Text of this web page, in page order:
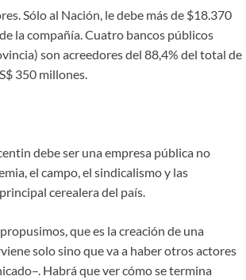
Sólo al Nación, le debe más de $18.370
la compañía. Cuatro bancos públicos
son acreedores del 88,4% del total de
350 millones.
debe ser una empresa pública no
el campo, el sindicalismo y las
cerealera del país.
que es la creación de una
solo sino que va a haber otros actores
Habrá que ver cómo se termina